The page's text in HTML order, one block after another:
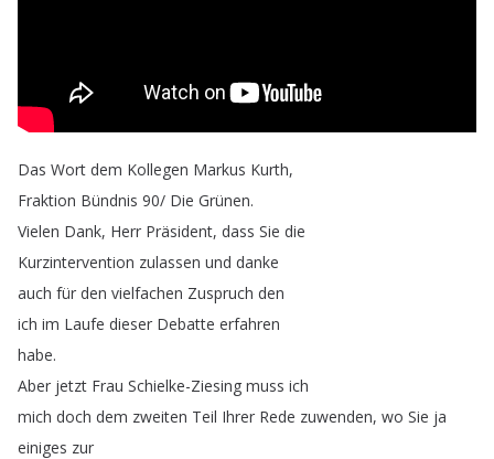
Das Wort dem Kollegen Markus Kurth,
Fraktion Bündnis 90/ Die Grünen.
Vielen Dank, Herr Präsident, dass Sie die
Kurzintervention zulassen und danke
auch für den vielfachen Zuspruch den
ich im Laufe dieser Debatte erfahren
habe.
Aber jetzt Frau Schielke-Ziesing muss ich
mich doch dem zweiten Teil Ihrer Rede zuwenden, wo Sie ja
einiges zur